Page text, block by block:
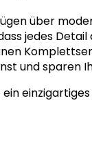
über
jedes
und sparen